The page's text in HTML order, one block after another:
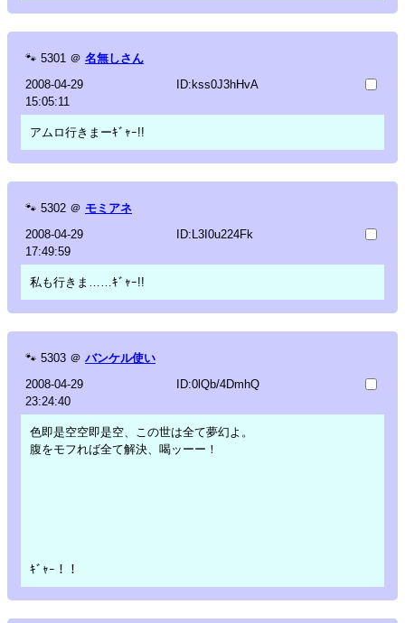
🐾 5301 ＠ 名無しさん
2008-04-29
15:05:11
ID:kss0J3hHvA
アムロ行きまーｷﾞｬｰ!!
🐾 5302 ＠ モミアネ
2008-04-29
17:49:59
ID:L3I0u224Fk
私も行きま……ｷﾞｬｰ!!
🐾 5303 ＠ バンケル使い
2008-04-29
23:24:40
ID:0lQb/4DmhQ
色即是空空即是空、この世は全て夢幻よ。
腹をモフれば全て解決、喝ッーー！
ｷﾞｬｰ！！